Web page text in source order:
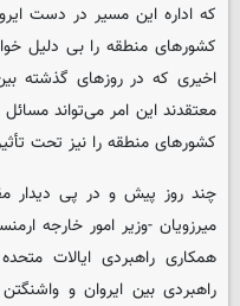
که اداره این مسیر در دست
کشورهای منطقه را بی دلیل
اخیری که در روزهای گذشته
معتقدند این امر می‌تواند مسائل
کشورهای منطقه را نیز تحت
چند روز پیش و در پی دیدار
میرزویان -وزیر امور خارجه
همکاری راهبردی ایالات
راهبردی بین ایروان و